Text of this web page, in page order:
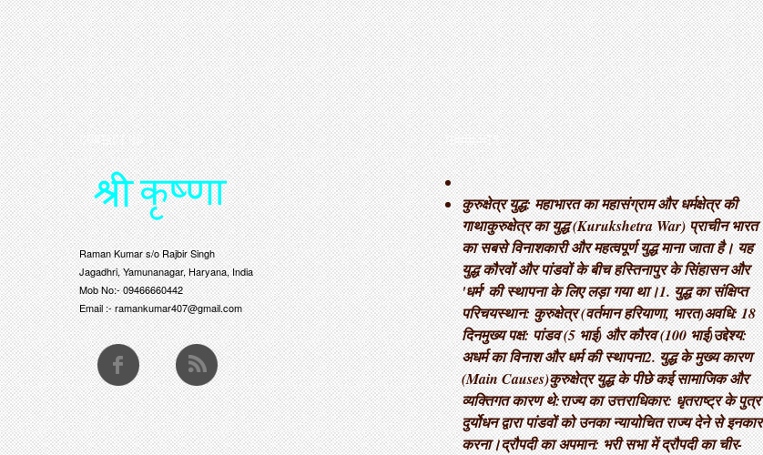
CONTACT US
Raman Kumar s/o Rajbir Singh
Jagadhri, Yamunanagar, Haryana, India
Mob No:- 09466660442
Email :- ramankumar407@gmail.com
THOUGHTS
कुरुक्षेत्र युद्ध: महाभारत का महासंग्राम और धर्मक्षेत्र की
गाथा ​कुरुक्षेत्र का युद्ध (Kurukshetra War) प्राचीन भारत
का सबसे विनाशकारी और महत्वपूर्ण युद्ध माना जाता है। यह
युद्ध कौरवों और पांडवों के बीच हस्तिनापुर के सिंहासन और
'धर्म' की स्थापना के लिए लड़ा गया था। ​1. युद्ध का संक्षिप्त
परिचय ​स्थान: कुरुक्षेत्र (वर्तमान हरियाणा, भारत) ​अवधि: 18
दिन ​मुख्य पक्ष: पांडव (5 भाई) और कौरव (100 भाई) ​उद्देश्य:
अधर्म का विनाश और धर्म की स्थापना ​2. युद्ध के मुख्य कारण
(Main Causes) ​कुरुक्षेत्र युद्ध के पीछे कई सामाजिक और
व्यक्तिगत कारण थे: ​राज्य का उत्तराधिकार: धृतराष्ट्र के पुत्र
दुर्योधन द्वारा पांडवों को उनका न्यायोचित राज्य देने से इनकार
करना। ​द्रौपदी का अपमान: भरी सभा में द्रौपदी का चीर-